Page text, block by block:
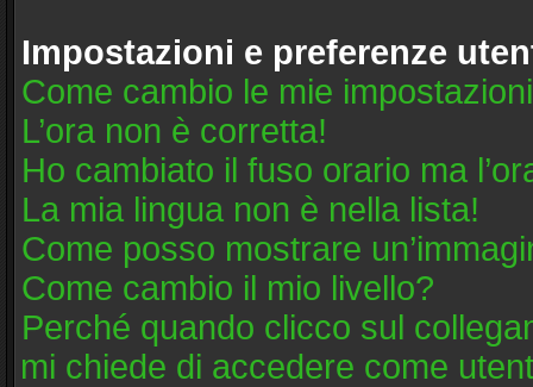
Impostazioni e preferenze
Come cambio le mie
L’ora non è corretta!
Ho cambiato il fuso orario ma
La mia lingua non è nella lista!
Come posso mostrare
Come cambio il mio livello?
Perché quando clicco sul
mi chiede di accedere come